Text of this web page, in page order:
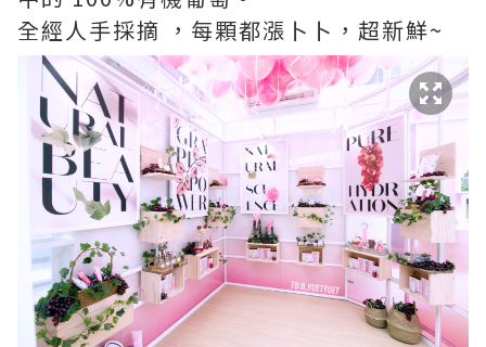
全經人手採摘 ，每顆都漲卜卜，超新鮮~